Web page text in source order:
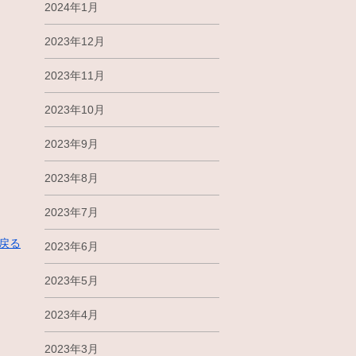
る
2024年1月
2023年12月
2023年11月
2023年10月
2023年9月
2023年8月
2023年7月
2023年6月
2023年5月
2023年4月
2023年3月